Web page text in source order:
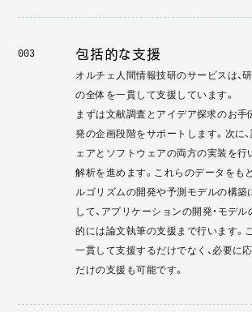
003
包括的な支援
オルチェ人間情報技研のサービスは、
の全体を一貫して支援しています。
まずは文献調査とアイデア探求のお手
発の企画段階をサポートします。次に
ェアとソフトウェアの両方の実装を行
解析を進めます。これらのデータをも
ルゴリズムの開発や予測モデルの構築
して、アプリケーションの開発・モデ
的には論文執筆の支援まで行います。
一貫して支援するだけでなく、必要に
だけの支援も可能です。